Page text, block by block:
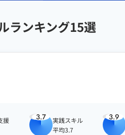
ランキング15選
援
3.7
実践スキル
平均3.7
3.9